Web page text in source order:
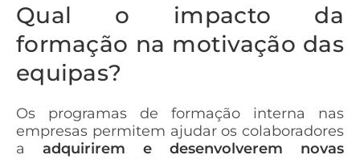
Qual o impacto da
formação na motivação das
equipas?
Os programas de formação interna nas
empresas permitem ajudar os colaboradores
a adquirirem e desenvolverem novas